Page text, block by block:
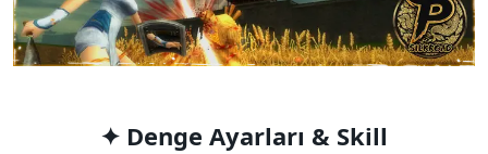
✦ Denge Ayarları & Skill